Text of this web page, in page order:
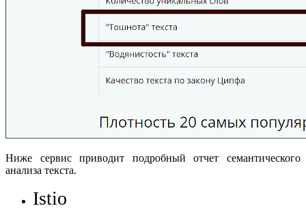
Ниже сервис приводит подробный отчет семантического
анализа текста.
Istio